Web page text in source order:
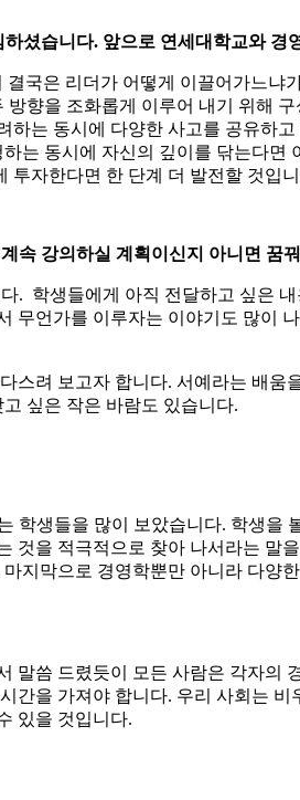
셨습니다. 앞으로 연세대학교와 경
국은 리더가 어떻게 이끌어가느
향을 조화롭게 이루어 내기 위해
는 동시에 다양한 사고를 공유하
는 동시에 자신의 깊이를 닦는다
투자한다면 한 단계 더 발전할 것입
속 강의하실 계획이신지 아니면 꿈
. 학생들에게 아직 전달하고 싶은
무언가를 이루자는 이야기도 많이
스려 보고자 합니다. 서예라는 배
싶은 작은 바람도 있습니다.
생들을 많이 보았습니다. 학생을
을 적극적으로 찾아 나서라는 말
지막으로 경영학뿐만 아니라 다양
말씀 드렸듯이 모든 사람은 각자의
을 가져야 합니다. 우리 사회는
있을 것입니다.